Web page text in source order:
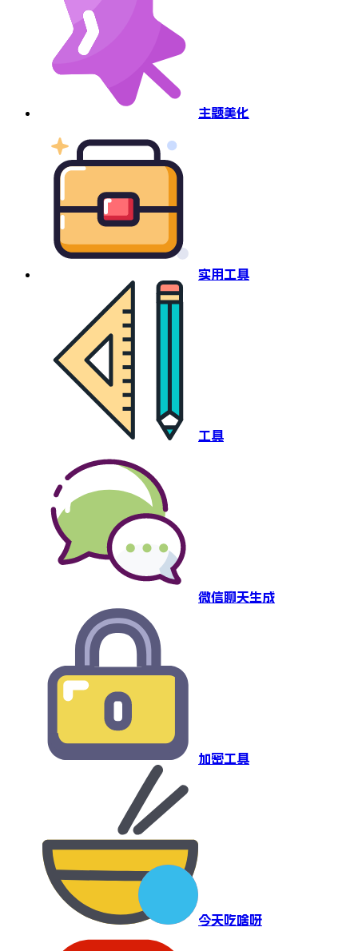
主题美化
实用工具
工具
微信聊天生成
加密工具
今天吃啥呀